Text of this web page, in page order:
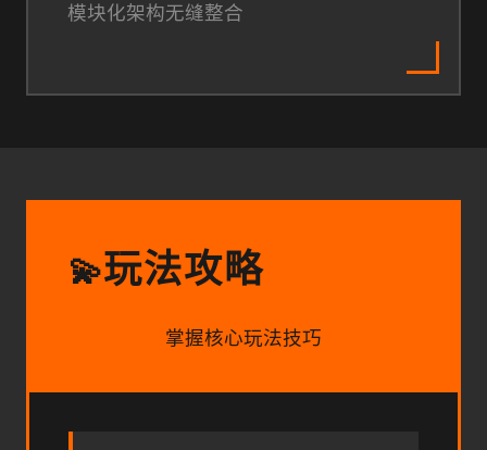
模块化架构无缝整合
💫玩法攻略
掌握核心玩法技巧